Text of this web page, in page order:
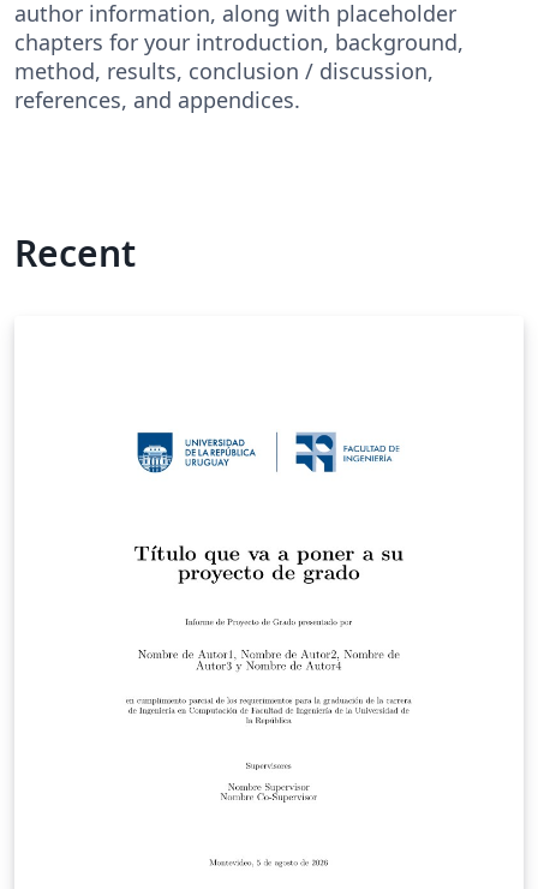
author information, along with placeholder
chapters for your introduction, background,
method, results, conclusion / discussion,
references, and appendices.
Recent